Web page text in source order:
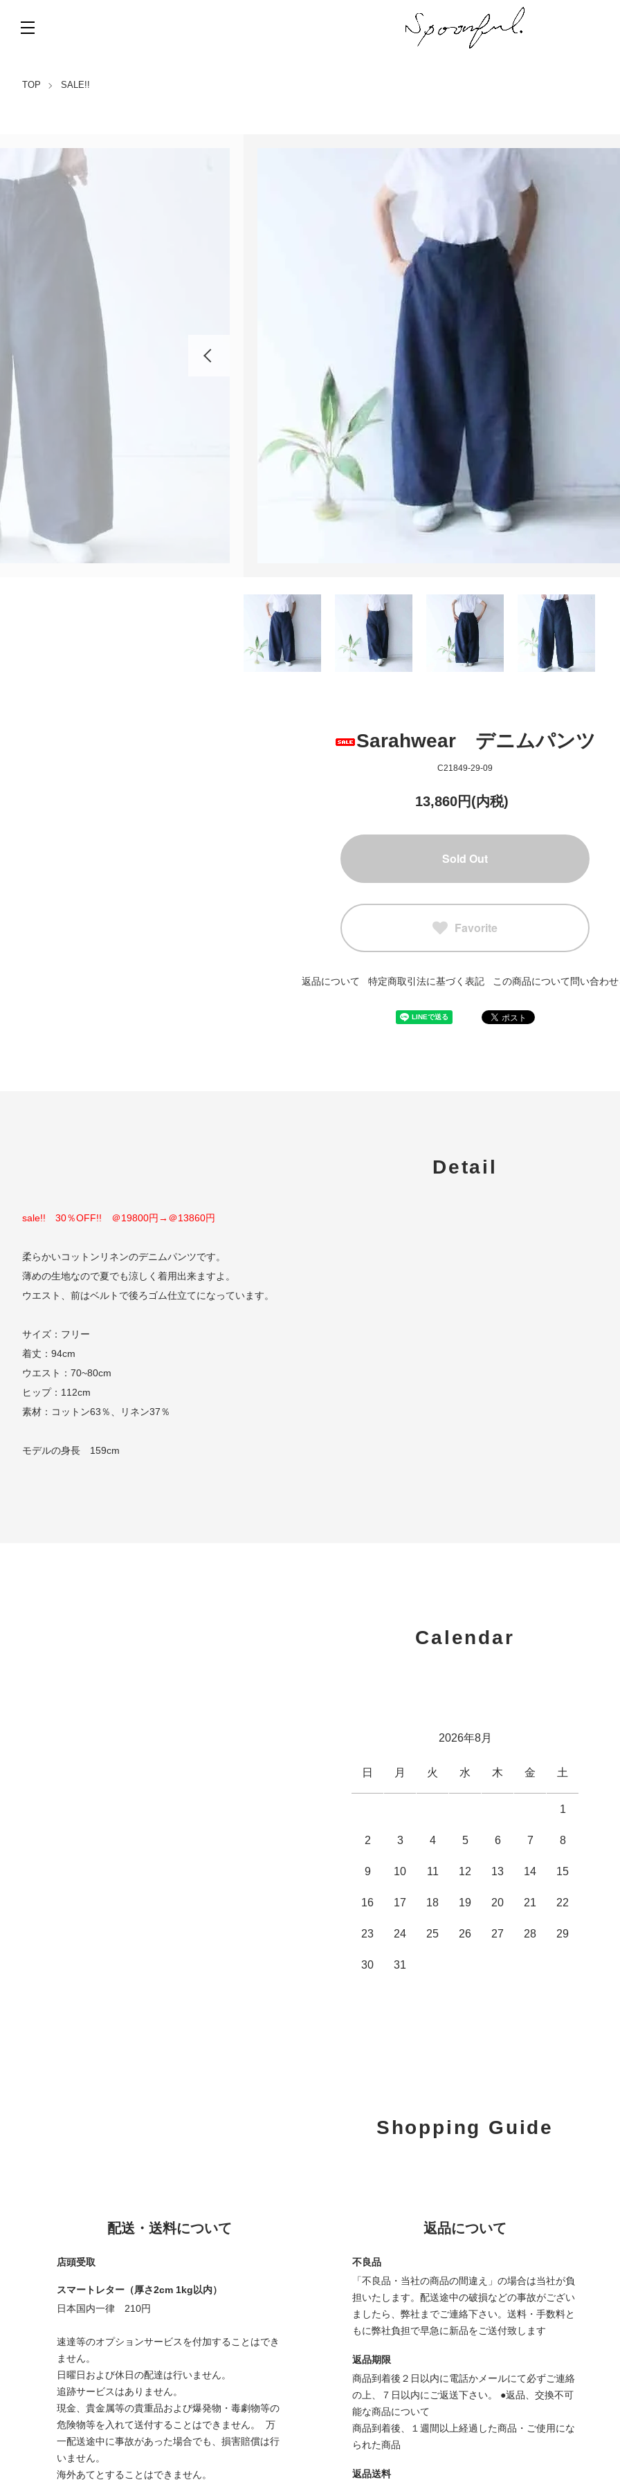
TOP SALE!!
Sarahwear デニムパンツ
C21849-29-09
13,860円(内税)
Sold Out
Favorite
返品について 特定商取引法に基づく表記 この商品について問い合わ
Detail
sale!! 30％OFF!! ＠19800円→＠13860円
柔らかいコットンリネンのデニムパンツです。
薄めの生地なので夏でも涼しく着用出来ますよ。
ウエスト、前はベルトで後ろゴム仕立てになっています。
サイズ：フリー
着丈：94cm
ウエスト：70~80cm
ヒップ：112cm
素材：コットン63％、リネン37％
モデルの身長 159cm
Calendar
2026年8月
日 月 火 水 木 金 土
1
2 3 4 5 6 7 8
9 10 11 12 13 14 15
16 17 18 19 20 21 22
23 24 25 26 27 28 29
30 31
Shopping Guide
配送・送料について
店頭受取
スマートレター（厚さ2cm 1kg以内）
日本国内一律 210円
速達等のオプションサービスを付加することはでき
ません。
日曜日および休日の配達は行いません。
追跡サービスはありません。
現金、貴金属等の貴重品および爆発物・毒劇物等の
危険物等を入れて送付することはできません。 万
一配送途中に事故があった場合でも、損害賠償は行
いません。
海外あてとすることはできません。
返品について
不良品
「不良品・当社の商品の間違え」の場合は当社が負
担いたします。配送途中の破損などの事故がござい
ましたら、弊社までご連絡下さい。送料・手数料と
もに弊社負担で早急に新品をご送付致します
返品期限
商品到着後２日以内に電話かメールにて必ずご連絡
の上、７日以内にご返送下さい。 ●返品、交換不可
能な商品について
商品到着後、１週間以上経過した商品・ご使用にな
られた商品
返品送料